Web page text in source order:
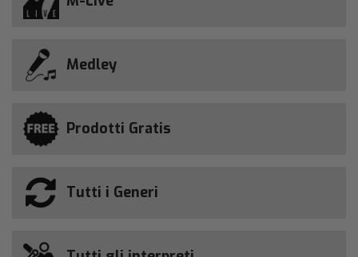
Medley
Prodotti Gratis
Tutti i Generi